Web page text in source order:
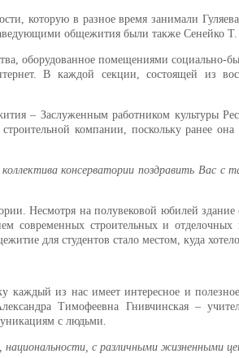
которую в разное время занимали
общежития были также Сенейко
оборудованное помещениями социально-
В каждой секции, состоящей из
– Заслуженным работником культуры
компании, поскольку ранее
консерватории поздравить Вас с
Несмотря на полувековой юбилей
строительных и отделочных
для студентов стало местом, куда
каждый из нас имеет интересное и
Тимофеевна Гнивчинская –
с людьми.
с различными жизненными